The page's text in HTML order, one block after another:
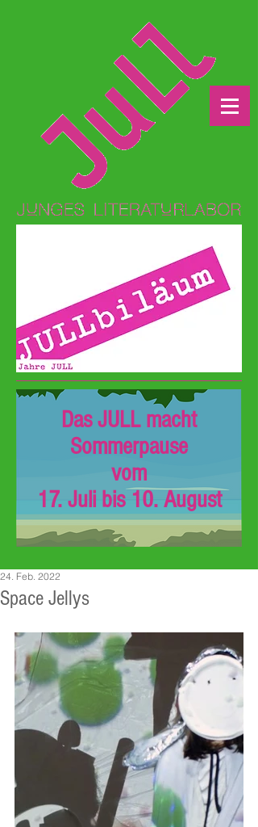
Das JULL macht
Sommerpause
vom
17. Juli bis 10. August
Space Jellys
24. Feb. 2022